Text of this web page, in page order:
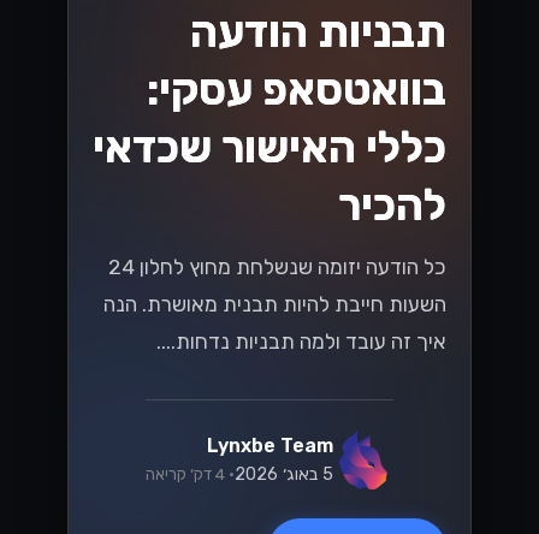
תבניות הודעה
בוואטסאפ עסקי:
כללי האישור שכדאי
להכיר
כל הודעה יזומה שנשלחת מחוץ לחלון 24
השעות חייבת להיות תבנית מאושרת. הנה
איך זה עובד ולמה תבניות נדחות....
Lynxbe Team
5 באוג׳ 2026 • 4 דק׳ קריאה